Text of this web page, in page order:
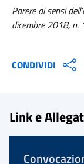
Parere ai sensi
dicembre 2018, n.
CONDIVIDI
Link e